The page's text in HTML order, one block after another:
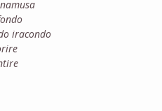
iracondo